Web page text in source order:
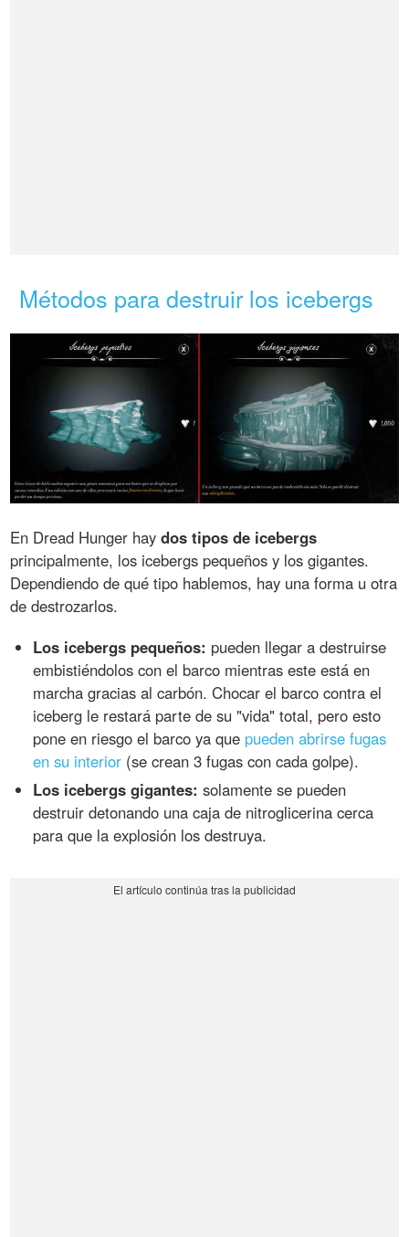
Métodos para destruir los icebergs
En Dread Hunger haydos tipos de icebergs
principalmente, los icebergs pequeños y los gigantes.
Dependiendo de qué tipo hablemos, hay una forma u otra
de destrozarlos.
Los icebergs pequeños: pueden llegar a destruirse
embistiéndolos con el barco mientras este está en
marcha gracias al carbón. Chocar el barco contra el
iceberg le restará parte de su "vida" total, pero esto
pone en riesgo el barco ya que pueden abrirse fugas
en su interior (se crean 3 fugas con cada golpe).
Los icebergs gigantes: solamente se pueden
destruir detonando una caja de nitroglicerina cerca
para que la explosión los destruya.